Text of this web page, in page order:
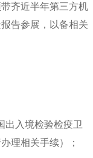
齐近半年第三方机
告参展，以备相关
出入境检验检疫卫
理相关手续）；